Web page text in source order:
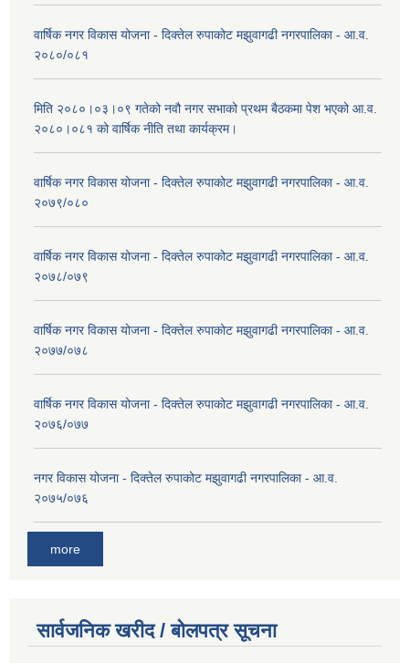
वार्षिक नगर विकास योजना - दिक्तेल रुपाकोट मझुवागढी नगरपालिका - आ.व.
२०८०/०८१
मिति २०८०।०३।०९ गतेको नवौ नगर सभाको प्रथम बैठकमा पेश भएको आ.व.
२०८०।०८१ को वार्षिक नीति तथा कार्यक्रम।
वार्षिक नगर विकास योजना - दिक्तेल रुपाकोट मझुवागढी नगरपालिका - आ.व.
२०७९/०८०
वार्षिक नगर विकास योजना - दिक्तेल रुपाकोट मझुवागढी नगरपालिका - आ.व.
२०७८/०७९
वार्षिक नगर विकास योजना - दिक्तेल रुपाकोट मझुवागढी नगरपालिका - आ.व.
२०७७/०७८
वार्षिक नगर विकास योजना - दिक्तेल रुपाकोट मझुवागढी नगरपालिका - आ.व.
२०७६/०७७
नगर विकास योजना - दिक्तेल रुपाकोट मझुवागढी नगरपालिका - आ.व.
२०७५/०७६
more
सार्वजनिक खरीद / बोलपत्र सूचना